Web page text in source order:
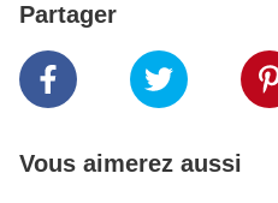
Partager
Vous aimerez aussi